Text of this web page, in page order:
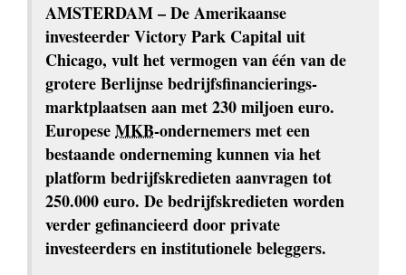
AMSTERDAM – De Amerikaanse
investeerder Victory Park Capital uit
Chicago, vult het vermogen van één van de
grotere Berlijnse bedrijfs­financierings­
marktplaatsen aan met 230 miljoen euro.
Europese MKB-ondernemers met een
bestaande onderneming kunnen via het
platform bedrijfskredieten aanvragen tot
250.000 euro. De bedrijfskredieten worden
verder gefinancieerd door private
investeerders en institutionele beleggers.